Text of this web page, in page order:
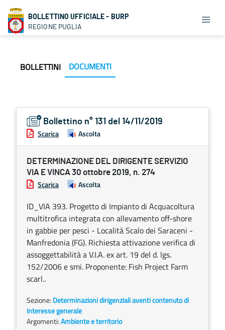
BOLLETTINO UFFICIALE - BURP
REGIONE PUGLIA
BOLLETTINI DOCUMENTI
Bollettino n° 131 del 14/11/2019
Scarica Ascolta
DETERMINAZIONE DEL DIRIGENTE SERVIZIO
VIA E VINCA 30 ottobre 2019, n. 274
Scarica Ascolta
ID_VIA 393. Progetto di Impianto di Acquacoltura
multitrofica integrata con allevamento off-shore
in gabbie per pesci - Località Scalo dei Saraceni -
Manfredonia (FG). Richiesta attivazione verifica di
assoggettabilità a V.I.A. ex art. 19 del d. lgs.
152/2006 e smi. Proponente: Fish Project Farm
scarl..
Sezione: Determinazioni dirigenziali aventi contenuto di
interesse generale
Argomenti:Ambiente e territorio